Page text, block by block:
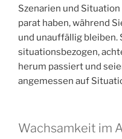
Szenarien und
parat haben, während
und unauffällig bleiben.
situationsbezogen,
herum passiert und
angemessen auf
Wachsamkeit im